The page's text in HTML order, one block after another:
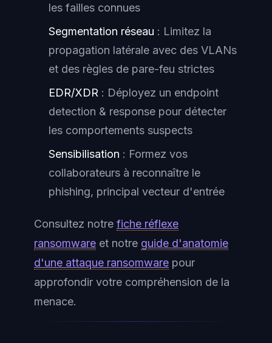
les failles connues
Segmentation réseau : Limitez la
propagation latérale avec des VLANs
et des règles de pare-feu strictes
EDR/XDR : Déployez un endpoint
detection & response pour détecter
les comportements suspects
Sensibilisation : Formez vos
collaborateurs à reconnaître le
phishing, principal vecteur d'entrée
Consultez notre fiche réflexe
ransomware et notre guide d'anatomie
d'une attaque ransomware pour
approfondir votre compréhension de la
menace.